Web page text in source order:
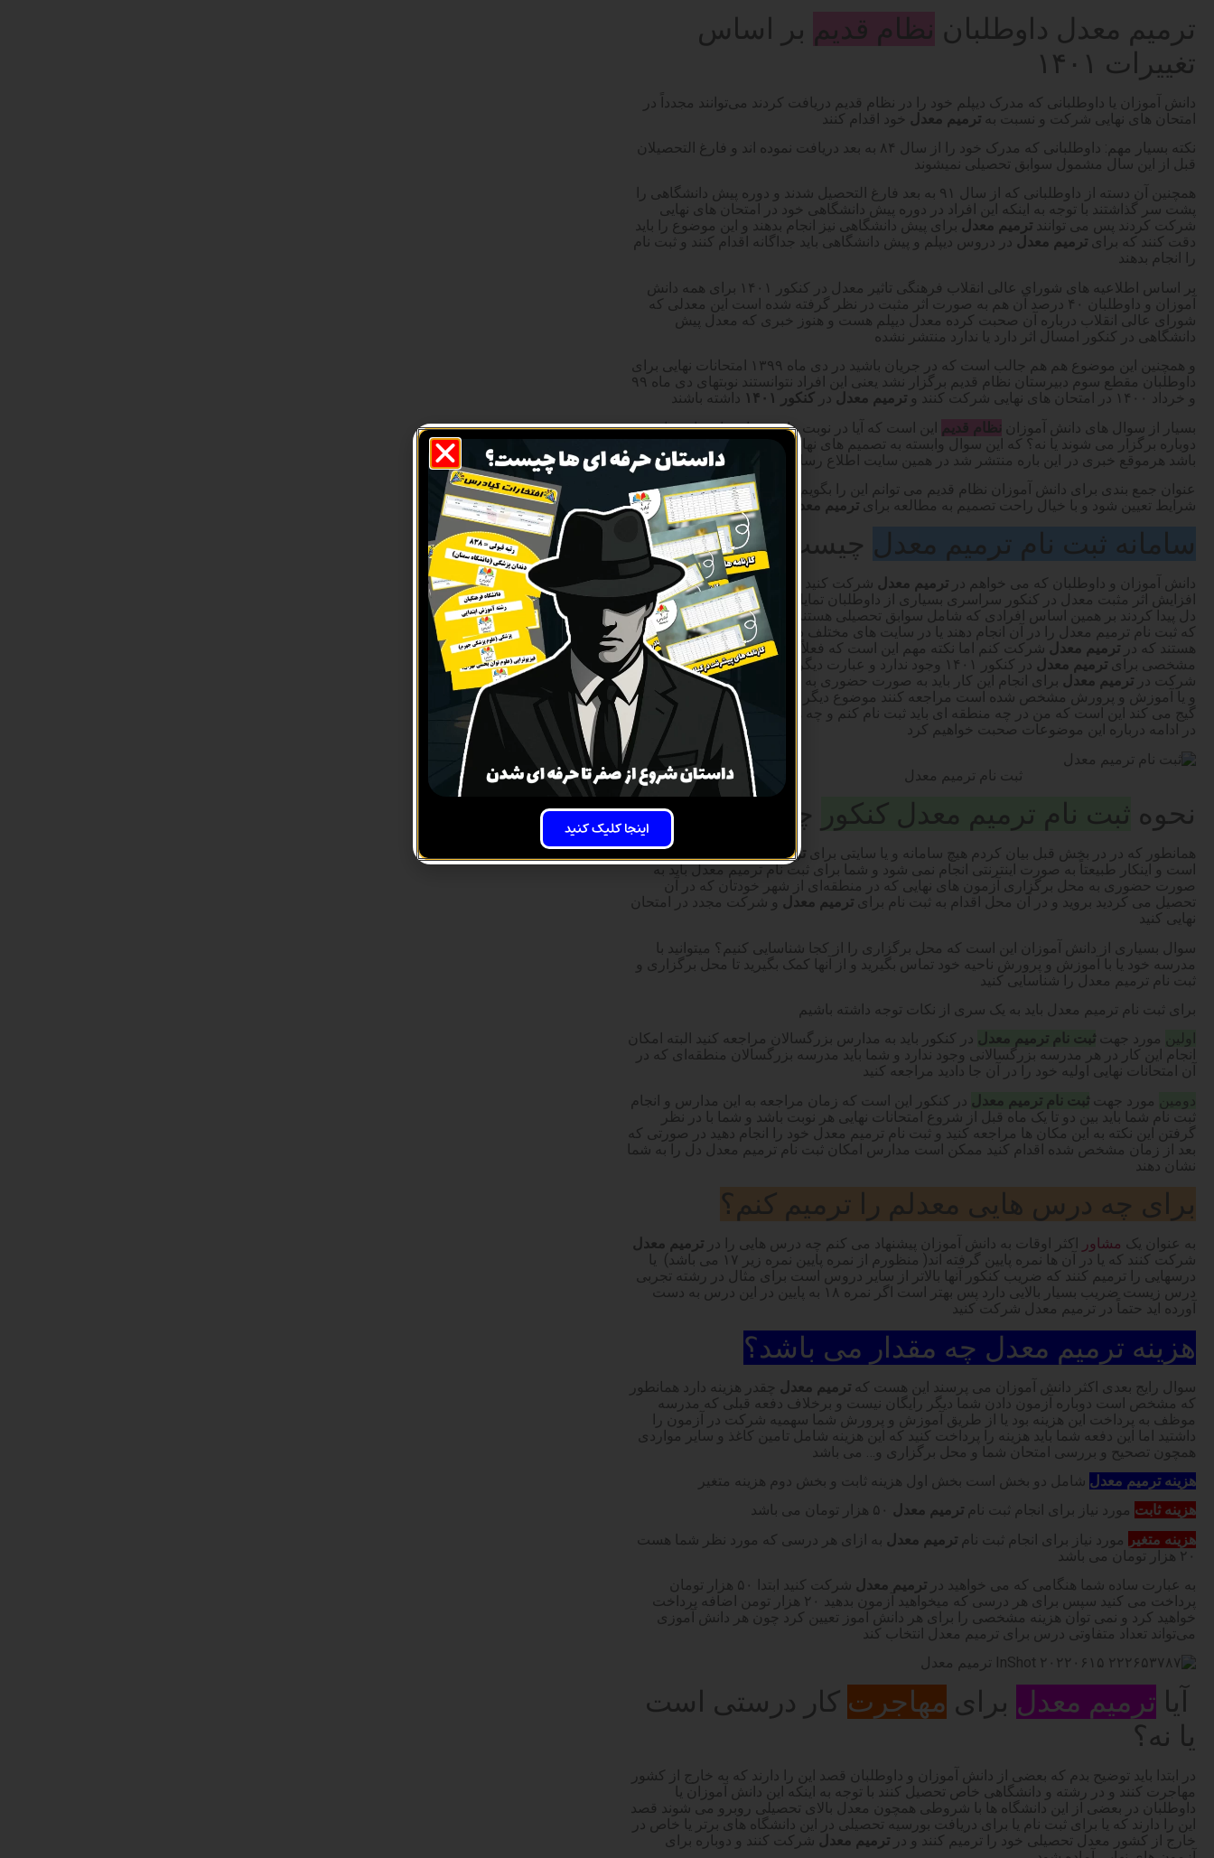
ترمیم معدل داوطلبان نظام قدیم بر اساس
تغییرات ۱۴۰۱
دانش آموزان یا داوطلبانی که مدرک دیپلم خود را در نظام قدیم دریافت کردند می‌توانند مجدداً در
امتحان های نهایی شرکت و نسبت به ترمیم معدل خود اقدام کنند
نکته بسیار مهم: داوطلبانی که مدرک خود را از سال ۸۴ به بعد دریافت نموده اند و فارغ التحصیلان
قبل از این سال مشمول سوابق تحصیلی نمیشوند
همچنین آن دسته از داوطلبانی که از سال ۹۱ به بعد فارغ التحصیل شدند و دوره پیش دانشگاهی را
پشت سر گذاشتند با توجه به اینکه این افراد در دوره پیش دانشگاهی خود در امتحان های نهایی
شرکت کردند پس می توانند ترمیم معدل برای پیش دانشگاهی نیز انجام بدهند و این موضوع را باید
دقت کنند که برای ترمیم معدل در دروس دیپلم و پیش دانشگاهی باید جداگانه اقدام کنند و ثبت نام
را انجام بدهند
بر اساس اطلاعیه های شورای عالی انقلاب فرهنگی تاثیر معدل در کنکور ۱۴۰۱ برای همه دانش
آموزان و داوطلبان ۴۰ درصد آن هم به صورت اثر مثبت در نظر گرفته شده است این معدلی که
شورای عالی انقلاب درباره آن صحبت کرده معدل دیپلم هست و هنوز خبری که معدل پیش
دانشگاهی در کنکور امسال اثر دارد یا ندارد منتشر نشده
و همچنین این موضوع هم هم جالب است که در جریان باشید در دی ماه ۱۳۹۹ امتحانات نهایی برای
داوطلبان مقطع سوم دبیرستان نظام قدیم برگزار نشد یعنی این افراد نتوانستند نوبتهای دی ماه ۹۹
و خرداد ۱۴۰۰ در امتحان های نهایی شرکت کنند و
ترمیم معدل در کنکور ۱۴۰۱
داشته باشند
بسیار از سوال های دانش آموزان نظام قدیم این است که آیا در نوبت های بعد امتحان های نهایی
دوباره برگزار می شوند یا نه؟ که این سوال وابسته به تصمیم های نهادهای مسئول این موضوع می
باشد هرموقع خبری در این باره منتشر شد در همین سایت اطلاع رسانی خواهد شد
عنوان جمع بندی برای دانش آموزان نظام قدیم می توانم این را بگویم که فعلاً منتظر بمانید تا
شرایط تعیین شود و با خیال راحت تصمیم به مطالعه برای ترمیم معدل بگیرید
سامانه ثبت نام ترمیم معدل چیست؟
دانش آموزان و داوطلبان که می خواهم در ترمیم معدل شرکت کنید دقت کنید امسال با توجه به
افزایش اثر مثبت معدل در کنکور سراسری بسیاری از داوطلبان تمایل به شرکت درترمیم معدل
دل پیدا کردند بر همین اساس افرادی که شامل سوابق تحصیلی هستند دنبال سامانه ای می گردند
که ثبت نام ترمیم معدل را در آن انجام دهند یا در سایت های مختلف دنبال پیدا کردن راه هایی
هستند که در ترمیم معدل شرکت کنم اما نکته مهم این است که فعلاً هیچ سامانه قانونی و
مشخصی برای ترمیم معدل
در کنکور ۱۴۰۱ وجود ندارد و عبارت دیگر متقاضیان و داوطلبان
شرکت در ترمیم معدل برای انجام این کار باید به صورت حضوری به مکان هایی که توسط مدارس
و یا آموزش و پرورش مشخص شده است مراجعه کنند موضوع دیگر که بعضی از دانش آموزان را
گیج می کند این است که من در چه منطقه ای باید ثبت نام کنم و چه هزینه ای باید پرداخت کنم که
در ادامه درباره این موضوعات صحبت خواهیم کرد
ثبت نام ترمیم معدل
نحوه ثبت نام ترمیم معدل کنکور چیست؟
همانطور که در در بخش قبل بیان کردم هیچ سامانه و یا سایتی برای ترمیم معدل
مشخص نشده
است و اینکار طبیعتاً به صورت اینترنتی انجام نمی شود و شما برای ثبت نام ترمیم معدل باید به
صورت حضوری به محل برگزاری آزمون های نهایی که در منطقه‌ای از شهر خودتان که در آن
تحصیل می کردید بروید و در آن محل اقدام به ثبت نام برای ترمیم معدل و شرکت مجدد در امتحان
نهایی کنید
سوال بسیاری از دانش آموزان این است که محل برگزاری را از کجا شناسایی کنیم؟ میتوانید با
مدرسه خود یا با آموزش و پرورش ناحیه خود تماس بگیرید و از آنها کمک بگیرید تا محل برگزاری و
ثبت نام ترمیم معدل را شناسایی کنید
برای ثبت نام ترمیم معدل باید به یک سری از نکات توجه داشته باشیم
اولین
مورد جهت ثبت نام ترمیم معدل در کنکور باید به مدارس بزرگسالان مراجعه کنید البته امکان
انجام این کار در هر مدرسه بزرگسالانی وجود ندارد و شما باید مدرسه بزرگسالان منطقه‌ای که در
آن امتحانات نهایی اولیه خود را در آن جا دادید مراجعه کنید
دومین
مورد جهت ثبت نام ترمیم معدل در کنکور این است که زمان مراجعه به این مدارس و انجام
ثبت نام شما باید بین دو تا یک ماه قبل از شروع امتحانات نهایی هر نوبت باشد و شما با در نظر
گرفتن این نکته به این مکان ها مراجعه کنید و ثبت نام ترمیم معدل خود را انجام دهید در صورتی که
بعد از زمان مشخص شده اقدام کنید ممکن است مدارس امکان ثبت نام ترمیم معدل دل را به شما
نشان دهند
برای چه درس هایی معدلم را ترمیم کنم؟
به عنوان یک مشاور اکثر اوقات به دانش آموزان پیشنهاد می کنم چه درس هایی را در ترمیم معدل
شرکت کنند که یا در آن ها نمره پایین گرفته اند( منظورم از نمره پایین نمره زیر ۱۷ می باشد) ‏ یا
درسهایی را ترمیم کنند که ضریب کنکور آنها بالاتر از سایر دروس است برای مثال در رشته تجربی
درس زیست ضریب بسیار بالایی دارد پس بهتر است اگر نمره ۱۸ به پایین در این درس به دست
آورده اید حتماً در ترمیم معدل شرکت کنید
هزینه ترمیم معدل چه مقدار می باشد؟
سوال رایج بعدی اکثر دانش آموزان می پرسند این هست که ترمیم معدل چقدر هزینه دارد همانطور
که مشخص است دوباره آزمون دادن شما دیگر رایگان نیست و برخلاف دفعه قبلی که مدرسه
موظف به پرداخت این هزینه بود یا از طریق آموزش و پرورش شما سهمیه شرکت در آزمون را
داشتید اما این دفعه شما باید هزینه را پرداخت کنید که این هزینه شامل تامین کاغذ و سایر مواردی
همچون تصحیح و بررسی امتحان شما و محل برگزاری و… می باشد
هزینه ترمیم معدل شامل دو بخش است بخش اول هزینه ثابت و بخش دوم هزینه متغیر
هزینه ثابت مورد نیاز برای انجام ثبت نام ترمیم معدل
هزینه متغیر مورد نیاز برای انجام ثبت نام ترمیم معدل به ازای هر درسی که مورد نظر شما هست
۲۰ هزار تومان می باشد
به عبارت ساده شما هنگامی که می خواهید در ترمیم معدل
شرکت کنید ابتدا ۵۰ هزار تومان
پرداخت می کنید سپس برای هر درسی که میخواهید آزمون بدهید ۲۰ هزار تومن اضافه پرداخت
خواهید کرد و نمی توان هزینه مشخصی را برای هر دانش آموز تعیین کرد چون هر دانش آموزی
می‌تواند تعداد متفاوتی درس برای ترمیم معدل انتخاب کند
آیا ترمیم معدل برای مهاجرت کار درستی است
یا نه؟
در ابتدا باید توضیح بدم که بعضی از دانش آموزان و داوطلبان قصد این را دارند که به خارج از کشور
مهاجرت کنند و در رشته و دانشگاهی خاص تحصیل کنند با توجه به اینکه این دانش آموزان یا
داوطلبان در بعضی از این دانشگاه ها با شروطی همچون معدل بالای تحصیلی روبرو می شوند قصد
این را دارند که یا برای ثبت نام یا برای دریافت بورسیه تحصیلی در این دانشگاه های برتر یا خاص در
خارج از کشور معدل تحصیلی خود را ترمیم کنند و در ترمیم معدل شرکت کنند و دوباره برای
اینجا کلیک کنید